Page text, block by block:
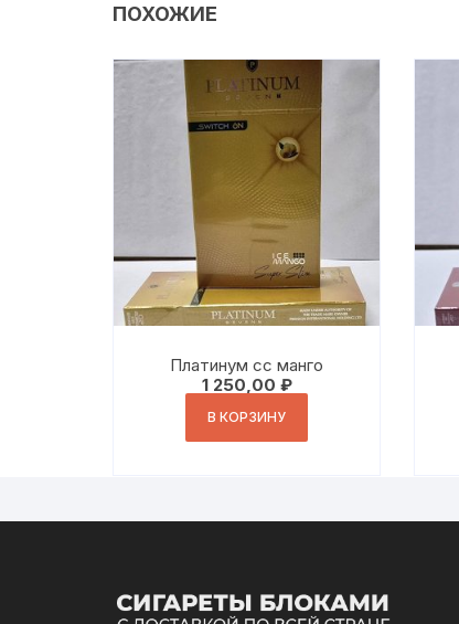
ПОХОЖИЕ
Платинум сс манго
1 250,00 ₽
В КОРЗИНУ